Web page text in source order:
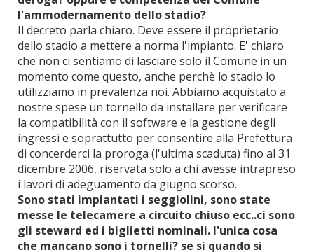
l'ammodernamento dello stadio?
Il decreto parla chiaro. Deve essere il proprietario
dello stadio a mettere a norma l'impianto. E' chiaro
che non ci sentiamo di lasciare solo il Comune in un
momento come questo, anche perchè lo stadio lo
utilizziamo in prevalenza noi. Abbiamo acquistato a
nostre spese un tornello da installare per verificare
la compatibilità con il software e la gestione degli
ingressi e soprattutto per consentire alla Prefettura
di concerderci la proroga (l'ultima scaduta) fino al 31
dicembre 2006, riservata solo a chi avesse intrapreso
i lavori di adeguamento da giugno scorso.
Sono stati impiantati i seggiolini, sono state
messe le telecamere a circuito chiuso ecc..ci sono
gli steward ed i biglietti nominali. l'unica cosa
che mancano sono i tornelli? se si quando si